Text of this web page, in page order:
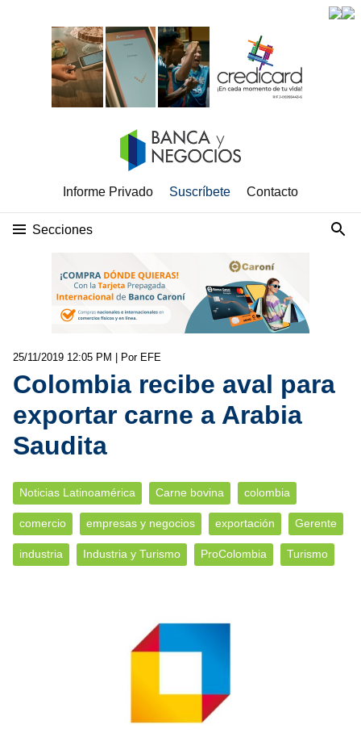
Informe Privado Suscríbete Contacto
Secciones
25/11/2019 12:05 PM | Por EFE
Colombia recibe aval para
exportar carne a Arabia
Saudita
Noticias Latinoamérica Carne bovina colombia
comercio empresas y negocios exportación Gerente
industria Industria y Turismo ProColombia Turismo